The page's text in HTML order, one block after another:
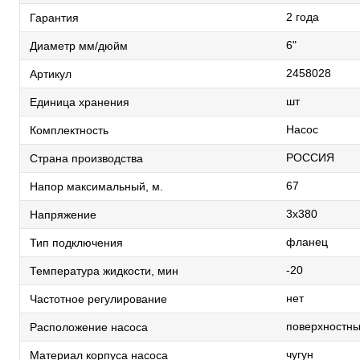
Гарантия 2 года
Диаметр мм/дюйм 6"
Артикул 2458028
Единица хранения шт
Комплектность Насос
Страна производства РОССИЯ
Напор максимальный, м. 67
Напряжение 3х380
Тип подключения фланец
Температура жидкости, мин -20
Частотное регулирование нет
Расположение насоса
Материал корпуса насоса чугун